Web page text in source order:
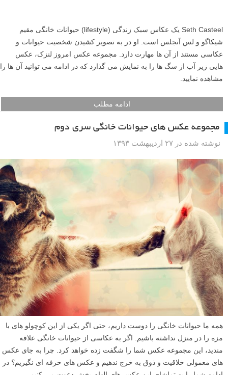
Seth Casteel یک عکاس سبک زندگی (lifestyle) حیوانات خانگی مقیم
شیکاگو و لس آنجلس است. او در به تصویر کشیدن شخصیت حیوانات و
عکاسی مستند از آن ها مهارت دارد. مجموعه عکس امروز لنزک، عکس
هایی زیر آب از سگ ها را به نمایش می گذارد که در ادامه می توانید آن ها را
مشاهده نمایید.
ادامه مطلب
مجموعه عکس های حیوانات خانگی سری دوم
نوشته شده در ۲۷ اردیبهشت ۱۳۹۳
همه ما حیوانات خانگی را دوست داریم، حتی اگر یکی از این کوچولو های با
مزه را در منزل نداشته باشیم. اگر به عکاسی از حیوانات خانگی علاقه
مندید، این مجموعه عکس شما را شگفت زده خواهد کرد. چرا به جای عکس
های معمولی خلاقیت و ذوق به خرج ندهیم و عکس های حرفه ای نگیریم؟ در